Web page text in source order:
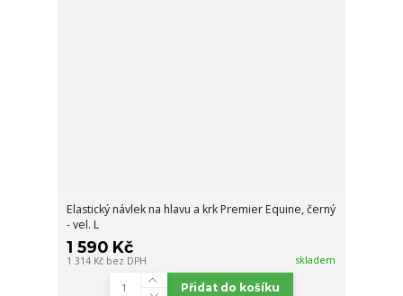
Elastický návlek na hlavu a krk Premier Equine, černý
- vel. L
1 590 Kč
1 314 Kč bez DPH skladem
Přidat do košíku